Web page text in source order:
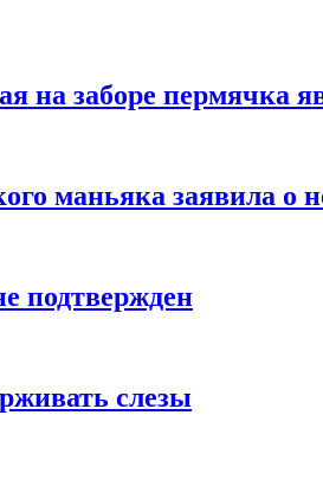
заборе пермячка
маньяка заявила о
подтвержден
слезы